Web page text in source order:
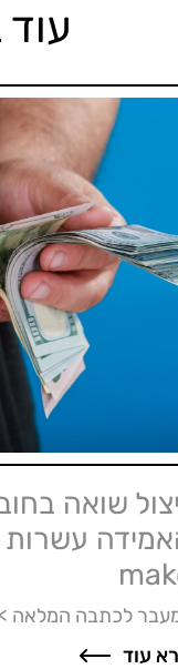
שואה
עשרות
לכתבה המלאה
עוד